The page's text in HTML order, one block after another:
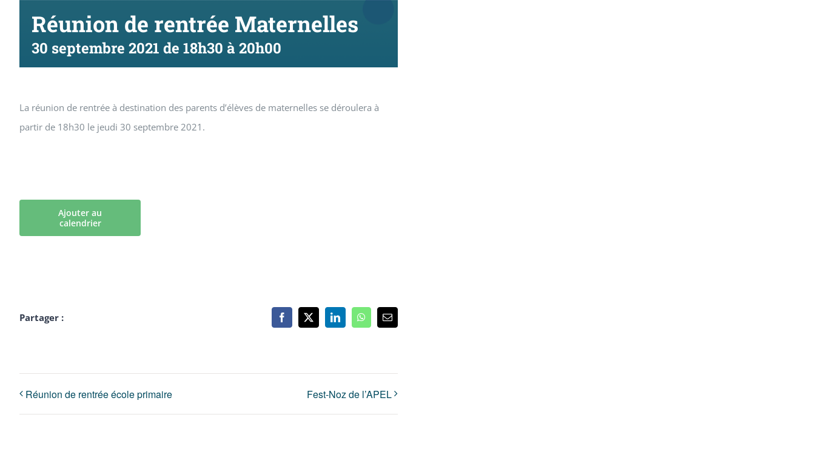
Réunion de rentrée Maternelles
30 septembre 2021 de 18h30 à 20h00
La réunion de rentrée à destination des parents d’élèves de maternelles se déroulera à
partir de 18h30 le jeudi 30 septembre 2021.
Ajouter au
calendrier
Partager : Facebook
X LinkedInWhatsApp
Email
Réunion de rentrée école primaire Fest-Noz de l’APEL